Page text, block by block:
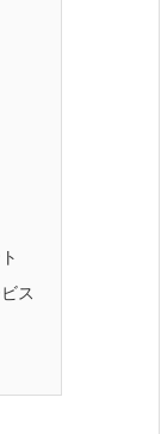
ス